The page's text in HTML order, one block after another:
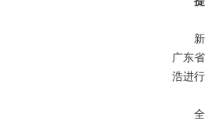
新快
广东
浩进
全国